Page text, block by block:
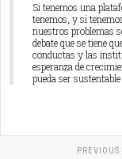
Si tenemos una
tenemos, y si
nuestros problemas
debate que se tiene
conductas y las
esperanza de
pueda ser sustentable